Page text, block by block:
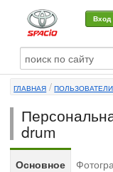
Вход
О машине
Автоклуб
Форумы
Сервисы и услуги
ГЛАВНАЯ ПОЛЬЗОВАТЕЛИ
drum
Основное